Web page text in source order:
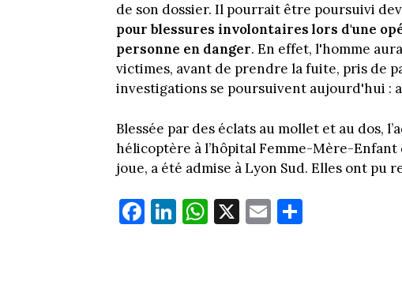
de son dossier. Il pourrait être poursuivi
pour blessures involontaires lors d'une
personne en danger. En effet, l'homme
victimes, avant de prendre la fuite, pris de
investigations se poursuivent aujourd'hui :
Blessée par des éclats au mollet et au dos,
hélicoptère à l’hôpital Femme-Mère-Enfant
joue, a été admise à Lyon Sud. Elles ont pu
Fa
ce
Li
nk
W
ha
X E
m